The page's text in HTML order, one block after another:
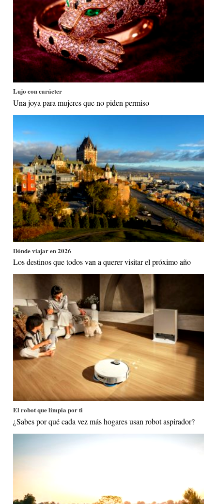
Lujo con carácter
Una joya para mujeres que no piden permiso
Dónde viajar en 2026
Los destinos que todos van a querer visitar el próximo año
El robot que limpia por ti
¿Sabes por qué cada vez más hogares usan robot aspirador?